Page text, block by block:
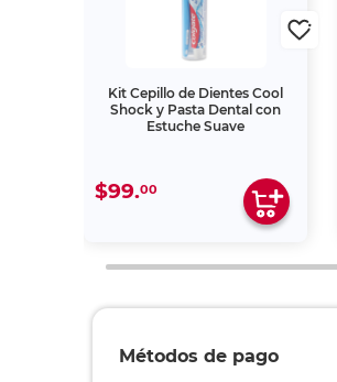
Kit Cepillo de Dientes Cool
Shock y Pasta Dental con
Estuche Suave
$99.00
Métodos de pago